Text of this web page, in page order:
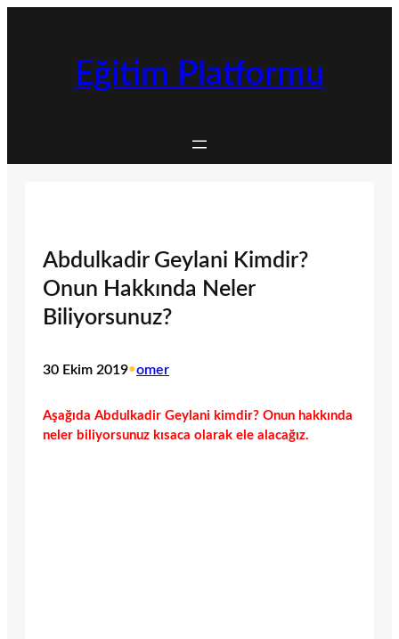
Eğitim Platformu
Abdulkadir Geylani Kimdir?
Onun Hakkında Neler
Biliyorsunuz?
30 Ekim 2019•omer
Aşağıda Abdulkadir Geylani kimdir? Onun hakkında
neler biliyorsunuz kısaca olarak ele alacağız.